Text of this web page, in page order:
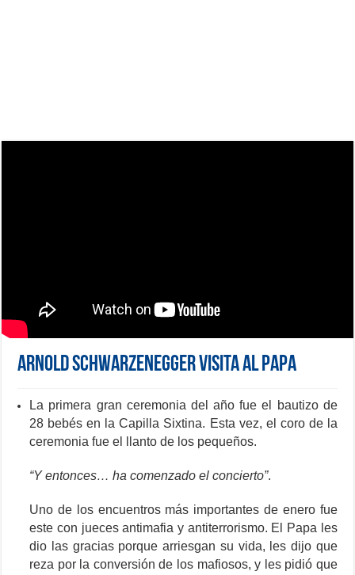
Arnold Schwarzenegger visita al Papa
La primera gran ceremonia del año fue el bautizo de
28 bebés en la Capilla Sixtina. Esta vez, el coro de la
ceremonia fue el llanto de los pequeños.
“Y entonces… ha comenzado el concierto”.
Uno de los encuentros más importantes de enero fue
este con jueces antimafia y antiterrorismo. El Papa les
dio las gracias porque arriesgan su vida, les dijo que
reza por la conversión de los mafiosos, y les pidió que